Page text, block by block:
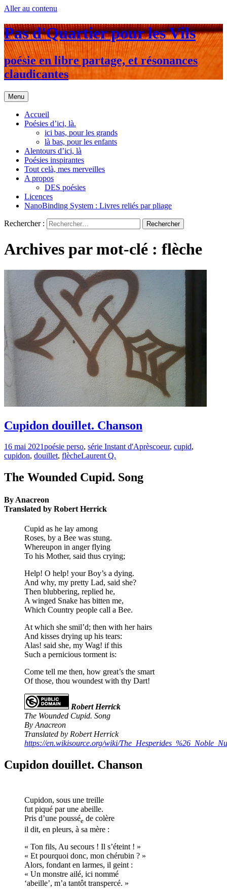
Aller au contenu
Pas d'Quartier pour les Vils
poésie en libre partage, et résonances
claudicantes
Menu
Accueil
Poésies d’ici, là.
ici bas, pour les grands
là bas, pour les enfants
Alentours d’ici, là
Poésies inspirantes
Tout celà, mes merveilles
A propos
DES poésies
Licences
NanoBinding System : Livres reliés par pliage
Rechercher :
Archives par mot-clé : flèche
Cupidon douillet. Chanson
16 mai 2021poésie perso, série Instant d'Aprèscoeur, cupid,
cupidon, douillet, flècheLaurent Q.
The Wounded Cupid. Song
By Anacreon
Translated by Robert Herrick
Cupid as he lay among
Roses, by a Bee was stung.
Whereupon in anger flying
To his Mother, said thus crying;
Help! O help! your Boy’s a dying.
And why, my pretty Lad, said she?
Then blubbering, replied he,
A winged Snake has bitten me,
Which Country people call a Bee.
At which she smil’d; then with her hairs
And kisses drying up his tears:
Alas! said she, my Wag! if this
Such a pernicious torment is:
Come tell me then, how great’s the smart
Of those, thou woundest with thy Dart!
Robert Herrick
The Wounded Cupid. Song
By Anacreon
Translated by Robert Herrick
https://en.wikisource.org/wiki/
Cupidon douillet. Chanson
Cupidon, sous une treille
fut piqué par une abeille.
Pris d’une poussée de colère
il dit, en pleurs, à sa mère :
« Ton fils, Au secours ! Il s’éteint ! »
« Et pourquoi donc, mon chérubin ? »
Alors, fondant en larmes, il geint :
« Un monstre ailé, ici nommé
‘abeille’, m’a tantôt transpercé. »